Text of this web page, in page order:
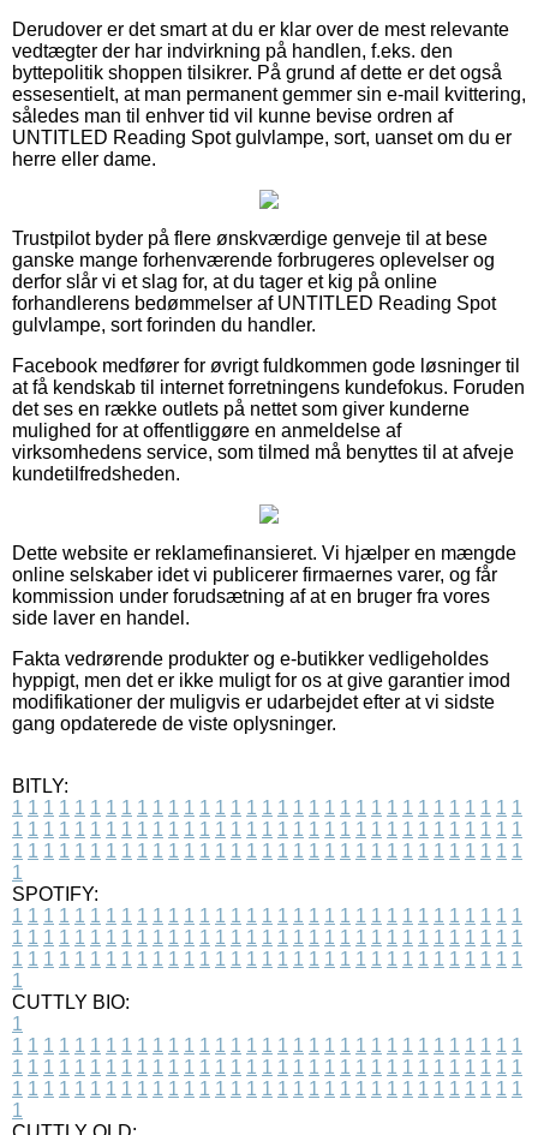
Derudover er det smart at du er klar over de mest relevante
vedtægter der har indvirkning på handlen, f.eks. den
byttepolitik shoppen tilsikrer. På grund af dette er det også
essesentielt, at man permanent gemmer sin e-mail kvittering,
således man til enhver tid vil kunne bevise ordren af
UNTITLED Reading Spot gulvlampe, sort, uanset om du er
herre eller dame.
Trustpilot byder på flere ønskværdige genveje til at bese
ganske mange forhenværende forbrugeres oplevelser og
derfor slår vi et slag for, at du tager et kig på online
forhandlerens bedømmelser af UNTITLED Reading Spot
gulvlampe, sort forinden du handler.
Facebook medfører for øvrigt fuldkommen gode løsninger til
at få kendskab til internet forretningens kundefokus. Foruden
det ses en række outlets på nettet som giver kunderne
mulighed for at offentliggøre en anmeldelse af
virksomhedens service, som tilmed må benyttes til at afveje
kundetilfredsheden.
Dette website er reklamefinansieret. Vi hjælper en mængde
online selskaber idet vi publicerer firmaernes varer, og får
kommission under forudsætning af at en bruger fra vores
side laver en handel.
Fakta vedrørende produkter og e-butikker vedligeholdes
hyppigt, men det er ikke muligt for os at give garantier imod
modifikationer der muligvis er udarbejdet efter at vi sidste
gang opdaterede de viste oplysninger.
BITLY:
1 1 1 1 1 1 1 1 1 1 1 1 1 1 1 1 1 1 1 1 1 1 1 1 1 1 1 1 1 1 1 1 1
1 1 1 1 1 1 1 1 1 1 1 1 1 1 1 1 1 1 1 1 1 1 1 1 1 1 1 1 1 1 1 1 1
1 1 1 1 1 1 1 1 1 1 1 1 1 1 1 1 1 1 1 1 1 1 1 1 1 1 1 1 1 1 1 1 1
1
SPOTIFY:
1 1 1 1 1 1 1 1 1 1 1 1 1 1 1 1 1 1 1 1 1 1 1 1 1 1 1 1 1 1 1 1 1
1 1 1 1 1 1 1 1 1 1 1 1 1 1 1 1 1 1 1 1 1 1 1 1 1 1 1 1 1 1 1 1 1
1 1 1 1 1 1 1 1 1 1 1 1 1 1 1 1 1 1 1 1 1 1 1 1 1 1 1 1 1 1 1 1 1
1
CUTTLY BIO:
1
1 1 1 1 1 1 1 1 1 1 1 1 1 1 1 1 1 1 1 1 1 1 1 1 1 1 1 1 1 1 1 1 1
1 1 1 1 1 1 1 1 1 1 1 1 1 1 1 1 1 1 1 1 1 1 1 1 1 1 1 1 1 1 1 1 1
1 1 1 1 1 1 1 1 1 1 1 1 1 1 1 1 1 1 1 1 1 1 1 1 1 1 1 1 1 1 1 1 1
1